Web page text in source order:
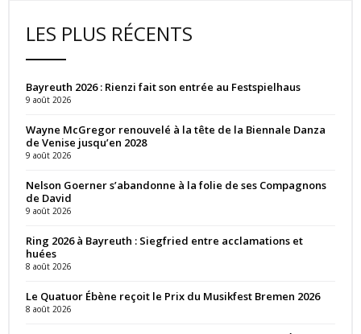
LES PLUS RÉCENTS
Bayreuth 2026 : Rienzi fait son entrée au Festspielhaus
9 août 2026
Wayne McGregor renouvelé à la tête de la Biennale Danza
de Venise jusqu’en 2028
9 août 2026
Nelson Goerner s’abandonne à la folie de ses Compagnons
de David
9 août 2026
Ring 2026 à Bayreuth : Siegfried entre acclamations et
huées
8 août 2026
Le Quatuor Ébène reçoit le Prix du Musikfest Bremen 2026
8 août 2026